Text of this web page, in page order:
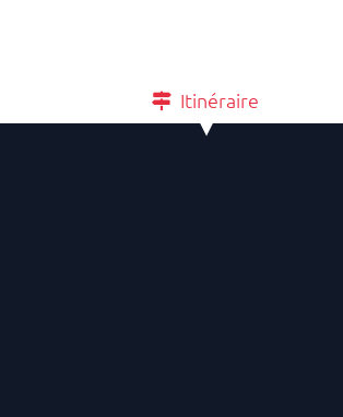
Itinéraire